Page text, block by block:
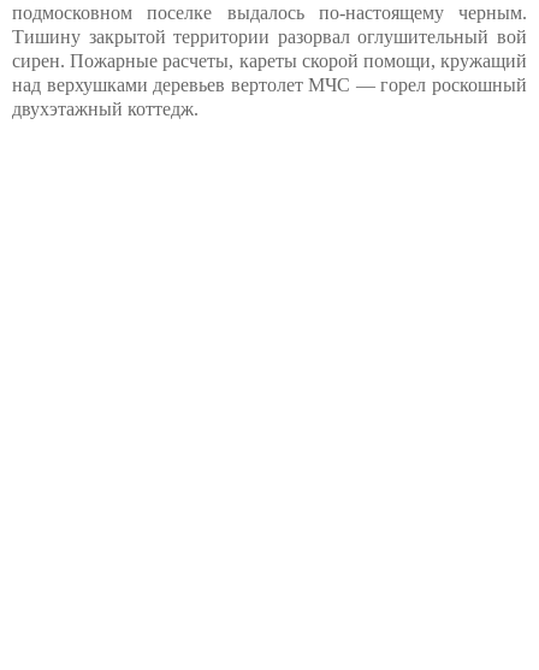
подмосковном поселке выдалось по-настоящему черным.
Тишину закрытой территории разорвал оглушительный вой
сирен. Пожарные расчеты, кареты скорой помощи, кружащий
над верхушками деревьев вертолет МЧС — горел роскошный
двухэтажный коттедж.